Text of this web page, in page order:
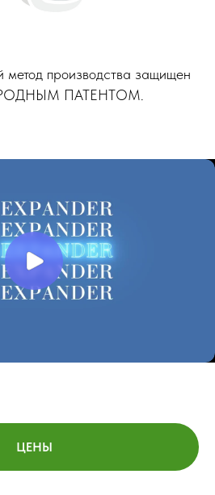
метод производства защищен
ПАТЕНТОМ.
ЦЕНЫ